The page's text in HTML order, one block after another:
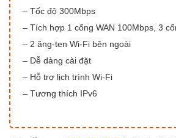
– Tốc độ 300Mbps
– Tích hợp 1 cổng WAN 100Mbps, 3
– 2 ăng-ten Wi-Fi bên ngoài
– Dễ dàng cài đặt
– Hỗ trợ lịch trình Wi-Fi
– Tương thích IPv6